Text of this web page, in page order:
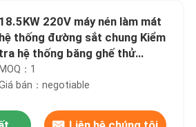
18.5KW 220V máy nén làm mát
hệ thống đường sắt chung Kiểm
tra hệ thống băng ghế thử
giai đoạn 3
MOQ：1
bán：negotiable